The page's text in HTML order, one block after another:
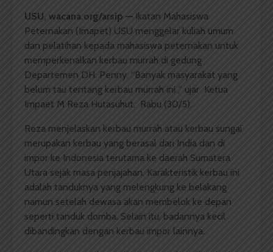
USU, wacana.org/arsip — Ikatan Mahasiswa
Peternakan (Imapet) USU menggelar kuliah umum
dan pelatihan kepada mahasiswa peternakan untuk
memperkenalkan kerbau murrah di gedung
Departemen DH. Penny. “Banyak masyarakat yang
belum tau tentang kerbau murrah ini ,” ujar Ketua
Impaet M Reza Hutasuhut, Rabu (30/5).
Reza menjelaskan kerbau murrah atau kerbau sungai
merupakan kerbau yang berasal dari India dan di
impor ke Indonesia terutama ke daerah Sumatera
Utara sejak masa penjajahan. Karakteristik kerbau ini
adalah tanduknya yang melengkung ke belakang
namun setelah dewasa akan membelok ke depan
seperti tanduk domba. Selain itu, badannya kecil
dibandingkan dengan kerbau impor lainnya.